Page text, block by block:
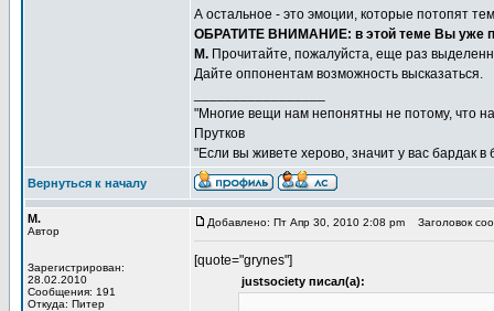
А остальное - это эмоции, которые потопят
ОБРАТИТЕ ВНИМАНИЕ: в этой теме Вы уже
M. Прочитайте, пожалуйста, еще раз
Дайте оппонентам возможность высказаться.
"Многие вещи нам непонятны не потому, что
Прутков
"Если вы живете херово, значит у вас бардак
Вернуться к началу
М.
Автор
Зарегистрирован:
28.02.2010
Сообщения: 191
Откуда: Питер
Добавлено: Пт Апр 30, 2010 2:08 pm Заголовок
[quote="grynes"]
justsociety писал(а):